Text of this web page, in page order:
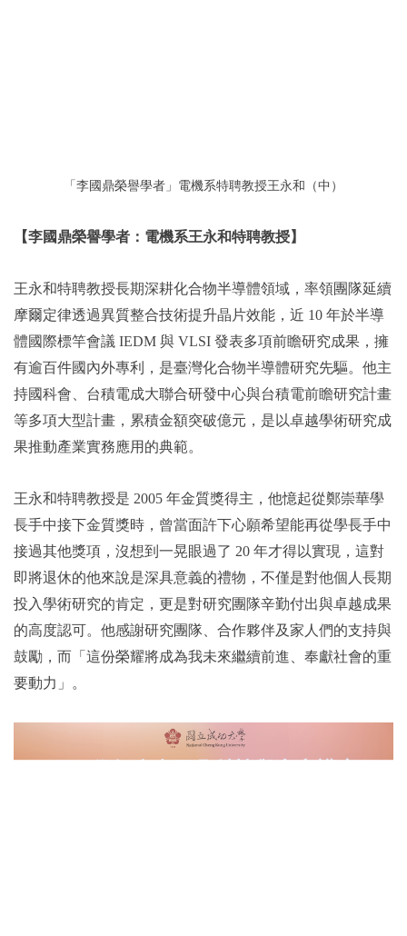
「李國鼎榮譽學者」電機系特聘教授王永和（中）
【李國鼎榮譽學者：電機系王永和特聘教授】
王永和特聘教授長期深耕化合物半導體領域，率領團隊延續
摩爾定律透過異質整合技術提升晶片效能，近 10 年於半導
體國際標竿會議 IEDM 與 VLSI 發表多項前瞻研究成果，擁
有逾百件國內外專利，是臺灣化合物半導體研究先驅。他主
持國科會、台積電成大聯合研發中心與台積電前瞻研究計畫
等多項大型計畫，累積金額突破億元，是以卓越學術研究成
果推動產業實務應用的典範。
王永和特聘教授是 2005 年金質獎得主，他憶起從鄭崇華學
長手中接下金質獎時，曾當面許下心願希望能再從學長手中
接過其他獎項，沒想到一晃眼過了 20 年才得以實現，這對
即將退休的他來說是深具意義的禮物，不僅是對他個人長期
投入學術研究的肯定，更是對研究團隊辛勤付出與卓越成果
的高度認可。他感謝研究團隊、合作夥伴及家人們的支持與
鼓勵，而「這份榮耀將成為我未來繼續前進、奉獻社會的重
要動力」。